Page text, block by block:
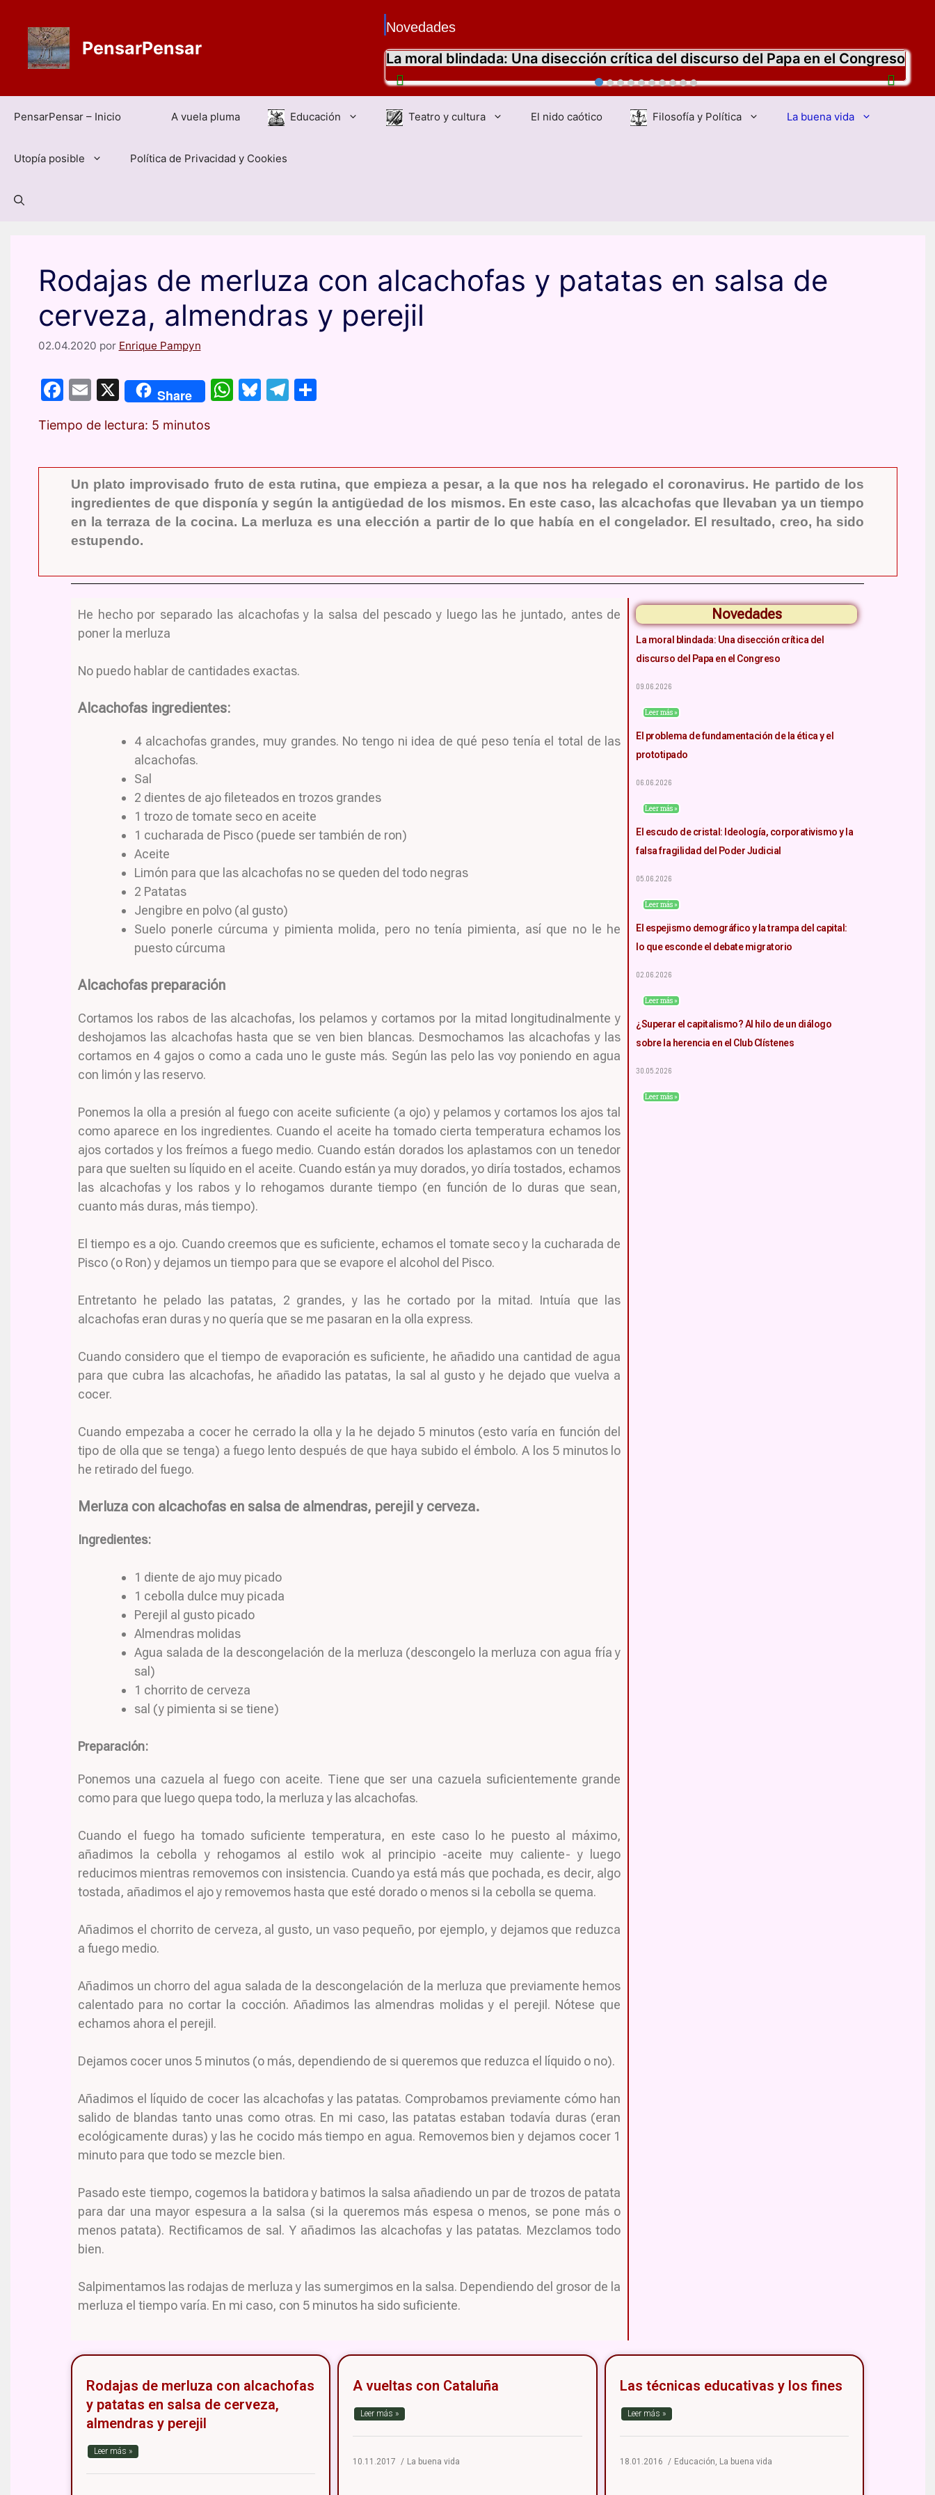
PensarPensar
Novedades
La moral blindada: Una disección crítica del discurso del Papa en el Congreso
PensarPensar – Inicio A vuela pluma Educación Teatro y cultura El nido caótico Filosofía y Política La buena vida
Utopía posible Política de Privacidad y Cookies
Rodajas de merluza con alcachofas y patatas en salsa de
cerveza, almendras y perejil
02.04.2020 por Enrique Pampyn
F
c
b
o
o
k
E
ai
X Share
W
A
p
p
Bl
k
y
T
a
m
C
ar
tir
Tiempo de lectura: 5 minutos
Un plato improvisado fruto de esta rutina, que empieza a pesar, a la que nos ha relegado el coronavirus. He partido de los
ingredientes de que disponía y según la antigüedad de los mismos. En este caso, las alcachofas que llevaban ya un tiempo
en la terraza de la cocina. La merluza es una elección a partir de lo que había en el congelador. El resultado, creo, ha sido
estupendo.
He hecho por separado las alcachofas y la salsa del pescado y luego las he juntado, antes de
poner la merluza
No puedo hablar de cantidades exactas.
Alcachofas ingredientes:
4 alcachofas grandes, muy grandes. No tengo ni idea de qué peso tenía el total de las
alcachofas.
Sal
2 dientes de ajo fileteados en trozos grandes
1 trozo de tomate seco en aceite
1 cucharada de Pisco (puede ser también de ron)
Aceite
Limón para que las alcachofas no se queden del todo negras
2 Patatas
Jengibre en polvo (al gusto)
Suelo ponerle cúrcuma y pimienta molida, pero no tenía pimienta, así que no le he
puesto cúrcuma
Alcachofas preparación
Cortamos los rabos de las alcachofas, los pelamos y cortamos por la mitad longitudinalmente y
deshojamos las alcachofas hasta que se ven bien blancas. Desmochamos las alcachofas y las
cortamos en 4 gajos o como a cada uno le guste más. Según las pelo las voy poniendo en agua
con limón y las reservo.
Ponemos la olla a presión al fuego con aceite suficiente (a ojo) y pelamos y cortamos los ajos tal
como aparece en los ingredientes. Cuando el aceite ha tomado cierta temperatura echamos los
ajos cortados y los freímos a fuego medio. Cuando están dorados los aplastamos con un tenedor
para que suelten su líquido en el aceite. Cuando están ya muy dorados, yo diría tostados, echamos
las alcachofas y los rabos y lo rehogamos durante tiempo (en función de lo duras que sean,
cuanto más duras, más tiempo).
El tiempo es a ojo. Cuando creemos que es suficiente, echamos el tomate seco y la cucharada de
Pisco (o Ron) y dejamos un tiempo para que se evapore el alcohol del Pisco.
Entretanto he pelado las patatas, 2 grandes, y las he cortado por la mitad. Intuía que las
alcachofas eran duras y no quería que se me pasaran en la olla express.
Cuando considero que el tiempo de evaporación es suficiente, he añadido una cantidad de agua
para que cubra las alcachofas, he añadido las patatas, la sal al gusto y he dejado que vuelva a
cocer.
Cuando empezaba a cocer he cerrado la olla y la he dejado 5 minutos (esto varía en función del
tipo de olla que se tenga) a fuego lento después de que haya subido el émbolo. A los 5 minutos lo
he retirado del fuego.
Merluza con alcachofas en salsa de almendras, perejil y cerveza.
Ingredientes:
1 diente de ajo muy picado
1 cebolla dulce muy picada
Perejil al gusto picado
Almendras molidas
Agua salada de la descongelación de la merluza (descongelo la merluza con agua fría y
sal)
1 chorrito de cerveza
sal (y pimienta si se tiene)
Preparación:
Ponemos una cazuela al fuego con aceite. Tiene que ser una cazuela suficientemente grande
como para que luego quepa todo, la merluza y las alcachofas.
Cuando el fuego ha tomado suficiente temperatura, en este caso lo he puesto al máximo,
añadimos la cebolla y rehogamos al estilo wok al principio -aceite muy caliente- y luego
reducimos mientras removemos con insistencia. Cuando ya está más que pochada, es decir, algo
tostada, añadimos el ajo y removemos hasta que esté dorado o menos si la cebolla se quema.
Añadimos el chorrito de cerveza, al gusto, un vaso pequeño, por ejemplo, y dejamos que reduzca
a fuego medio.
Añadimos un chorro del agua salada de la descongelación de la merluza que previamente hemos
calentado para no cortar la cocción. Añadimos las almendras molidas y el perejil. Nótese que
echamos ahora el perejil.
Dejamos cocer unos 5 minutos (o más, dependiendo de si queremos que reduzca el líquido o no).
Añadimos el líquido de cocer las alcachofas y las patatas. Comprobamos previamente cómo han
salido de blandas tanto unas como otras. En mi caso, las patatas estaban todavía duras (eran
ecológicamente duras) y las he cocido más tiempo en agua. Removemos bien y dejamos cocer 1
minuto para que todo se mezcle bien.
Pasado este tiempo, cogemos la batidora y batimos la salsa añadiendo un par de trozos de patata
para dar una mayor espesura a la salsa (si la queremos más espesa o menos, se pone más o
menos patata). Rectificamos de sal. Y añadimos las alcachofas y las patatas. Mezclamos todo
bien.
Salpimentamos las rodajas de merluza y las sumergimos en la salsa. Dependiendo del grosor de la
merluza el tiempo varía. En mi caso, con 5 minutos ha sido suficiente.
Novedades
La moral blindada: Una disección crítica del
discurso del Papa en el Congreso
09.06.2026
Leer más »
El problema de fundamentación de la ética y el
prototipado
06.06.2026
Leer más »
El escudo de cristal: Ideología, corporativismo y la
falsa fragilidad del Poder Judicial
05.06.2026
Leer más »
El espejismo demográfico y la trampa del capital:
lo que esconde el debate migratorio
02.06.2026
Leer más »
¿Superar el capitalismo? Al hilo de un diálogo
sobre la herencia en el Club Clístenes
30.05.2026
Leer más »
Rodajas de merluza con alcachofas
y patatas en salsa de cerveza,
almendras y perejil
Leer más »
A vueltas con Cataluña
Leer más »
10.11.2017 La buena vida
Las técnicas educativas y los fines
Leer más »
18.01.2016 Educación La buena vida